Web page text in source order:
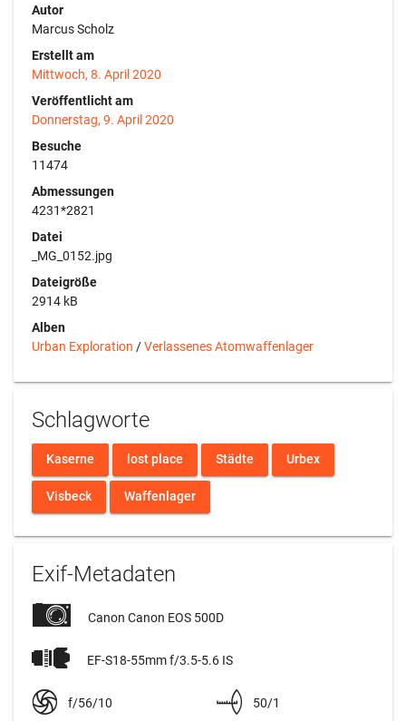
Autor
Marcus Scholz
Erstellt am
Mittwoch, 8. April 2020
Veröffentlicht am
Donnerstag, 9. April 2020
Besuche
11474
Abmessungen
4231*2821
Datei
_MG_0152.jpg
Dateigröße
2914 kB
Alben
Urban Exploration /Verlassenes Atomwaffenlager
Schlagworte
Kaserne lost place Städte Urbex
Visbeck Waffenlager
Exif-Metadaten
Canon Canon EOS 500D
EF-S18-55mm f/3.5-5.6 IS
f/56/10 50/1